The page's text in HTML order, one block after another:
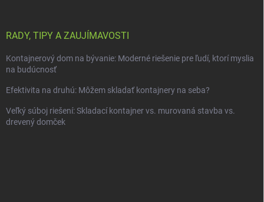
RADY, TIPY A ZAUJÍMAVOSTI
Kontajnerový dom na bývanie: Moderné riešenie pre ľudí, ktorí myslia
na budúcnosť
Efektivita na druhú: Môžem skladať kontajnery na seba?
Veľký súboj riešení: Skladací kontajner vs. murovaná stavba vs.
drevený domček